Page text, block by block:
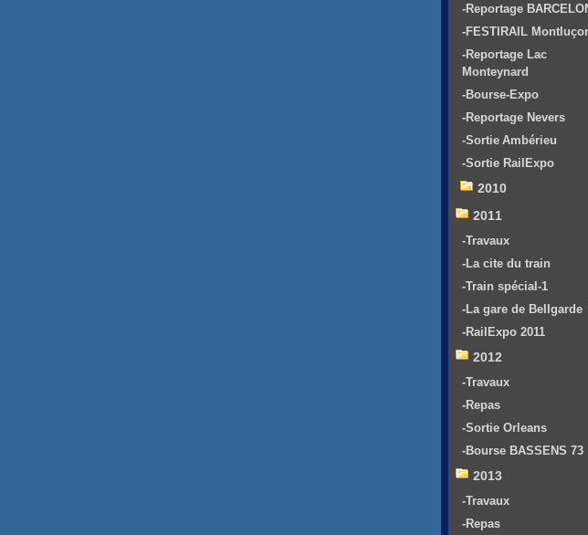
-Reportage
-FESTIRAIL
-Reportage Lac
Monteynard
-Bourse-Expo
-Reportage Nevers
-Sortie Ambérieu
-Sortie RailExpo
2010
2011
-Travaux
-La cite du train
-Train spécial-1
-La gare de Bellgarde
-RailExpo 2011
2012
-Travaux
-Repas
-Sortie Orleans
-Bourse BASSENS 73
2013
-Travaux
-Repas